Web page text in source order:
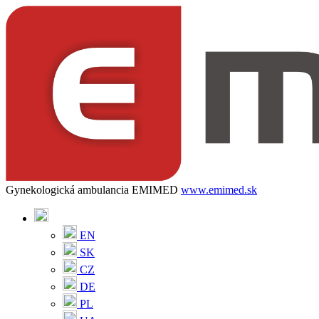
Gynekologická ambulancia EMIMED www.emimed.sk
EN
SK
CZ
DE
PL